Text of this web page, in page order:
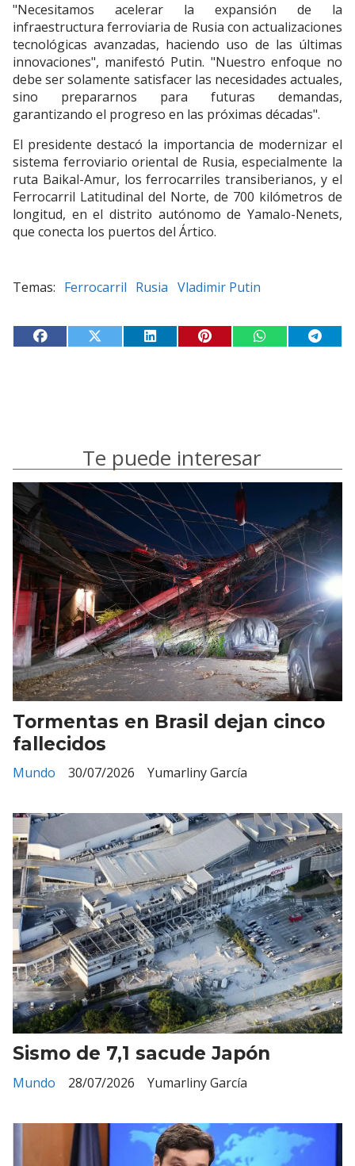
"Necesitamos acelerar la expansión de la
infraestructura ferroviaria de Rusia con actualizaciones
tecnológicas avanzadas, haciendo uso de las últimas
innovaciones", manifestó Putin. "Nuestro enfoque no
debe ser solamente satisfacer las necesidades actuales,
sino prepararnos para futuras demandas,
garantizando el progreso en las próximas décadas".
El presidente destacó la importancia de modernizar el
sistema ferroviario oriental de Rusia, especialmente la
ruta Baikal-Amur, los ferrocarriles transiberianos, y el
Ferrocarril Latitudinal del Norte, de 700 kilómetros de
longitud, en el distrito autónomo de Yamalo-Nenets,
que conecta los puertos del Ártico.
Ferrocarril Rusia Vladimir Putin
Te puede interesar
Tormentas en Brasil dejan cinco
fallecidos
Yumarliny García
Mundo 30/07/2026
Sismo de 7,1 sacude Japón
Yumarliny García
Mundo 28/07/2026